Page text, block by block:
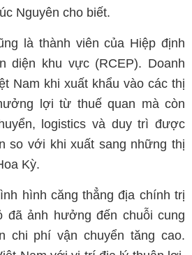
Nguyên cho biết.
là thành viên của Hiệp định
diện khu vực (RCEP). Doanh
Nam khi xuất khẩu vào các thị
lợi từ thuế quan mà còn
logistics và duy trì được
so với khi xuất sang những thị
Kỳ.
hình căng thẳng địa chính trị
ảnh hưởng đến chuỗi cung
chi phí vận chuyển tăng cao.